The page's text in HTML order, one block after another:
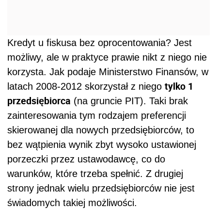
Kredyt u fiskusa bez oprocentowania? Jest
możliwy, ale w praktyce prawie nikt z niego nie
korzysta. Jak podaje Ministerstwo Finansów, w
latach 2008-2012 skorzystał z niego tylko 1
przedsiębiorca (na gruncie PIT). Taki brak
zainteresowania tym rodzajem preferencji
skierowanej dla nowych przedsiębiorców, to
bez wątpienia wynik zbyt wysoko ustawionej
porzeczki przez ustawodawcę, co do
warunków, które trzeba spełnić. Z drugiej
strony jednak wielu przedsiębiorców nie jest
świadomych takiej możliwości.